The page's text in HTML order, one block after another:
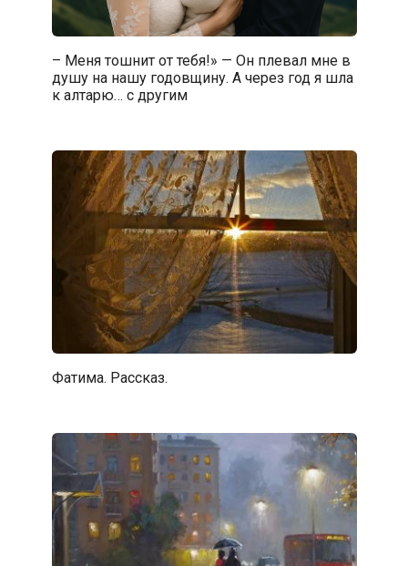
– Меня тошнит от тебя!» — Он плевал мне в
душу на нашу годовщину. А через год я шла
к алтарю… с другим
Фатима. Рассказ.